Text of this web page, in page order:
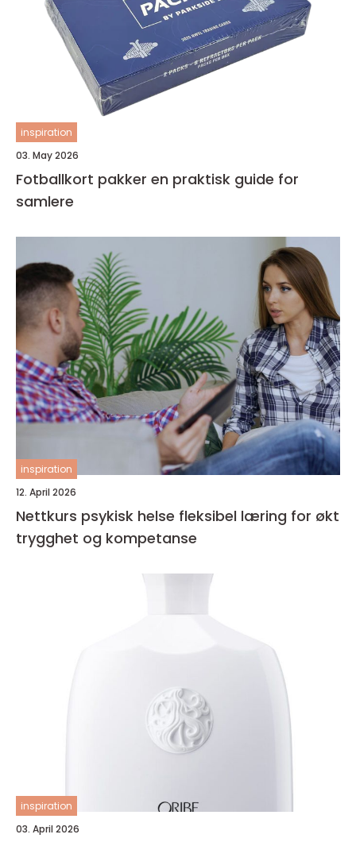
inspiration
03. May 2026
Fotballkort pakker en praktisk guide for
samlere
inspiration
12. April 2026
Nettkurs psykisk helse fleksibel læring for økt
trygghet og kompetanse
inspiration
03. April 2026